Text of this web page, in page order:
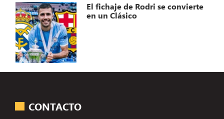
El fichaje de Rodri se convierte
en un Clásico
CONTACTO